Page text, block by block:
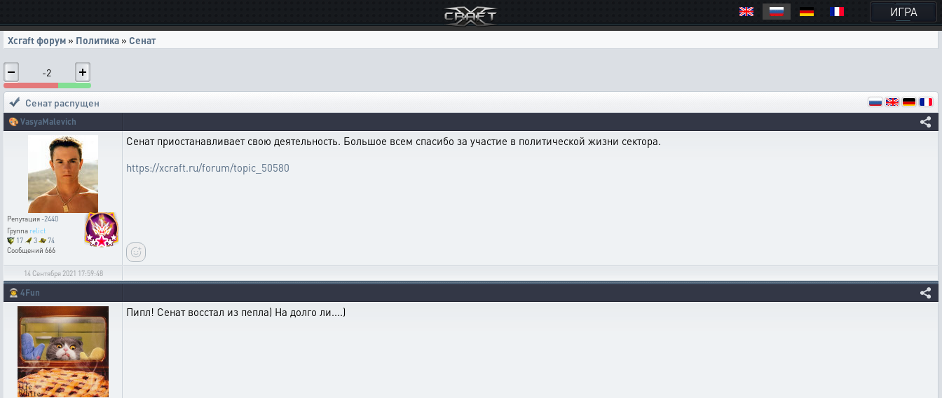
ИГРА
Xcraft форум » Политика » Сенат
-2
Сенат распущен
🎨 VasyaMalevich
Репутация-2440
Группа relict
17
3
74
Сообщений 666
Сенат приостанавливает свою деятельность. Большое всем спасибо за участие в политической жизни сектора.
https://xcraft.ru/forum/topic_50580
14 Сентября 2021 17:59:48
👨‍🚀 4Fun
Пипл! Сенат восстал из пепла) На долго ли....)